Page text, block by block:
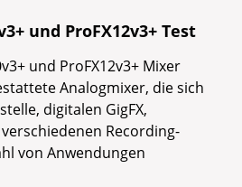
und ProFX12v3+ Test
und ProFX12v3+ Mixer
Analogmixer, die sich
digitalen GigFX,
Recording-
von Anwendungen